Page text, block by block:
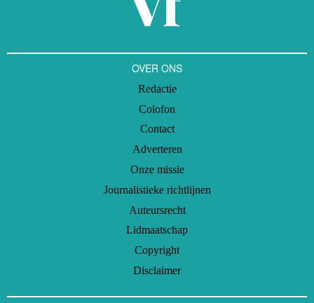
OVER ONS
Redactie
Colofon
Contact
Adverteren
Onze missie
Journalistieke richtlijnen
Auteursrecht
Lidmaatschap
Copyright
Disclaimer